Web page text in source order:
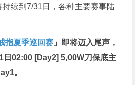
持续到7/31日，各种主要赛事陆
指夏季巡回赛 」即将迈入尾声，
日02:00 [Day2] 5,00W刀保底主
。